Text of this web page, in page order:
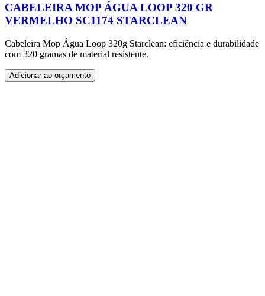
CABELEIRA MOP ÁGUA LOOP 320 GR
VERMELHO SC1174 STARCLEAN
Cabeleira Mop Água Loop 320g Starclean: eficiência e durabilidade
com 320 gramas de material resistente.
Adicionar ao orçamento